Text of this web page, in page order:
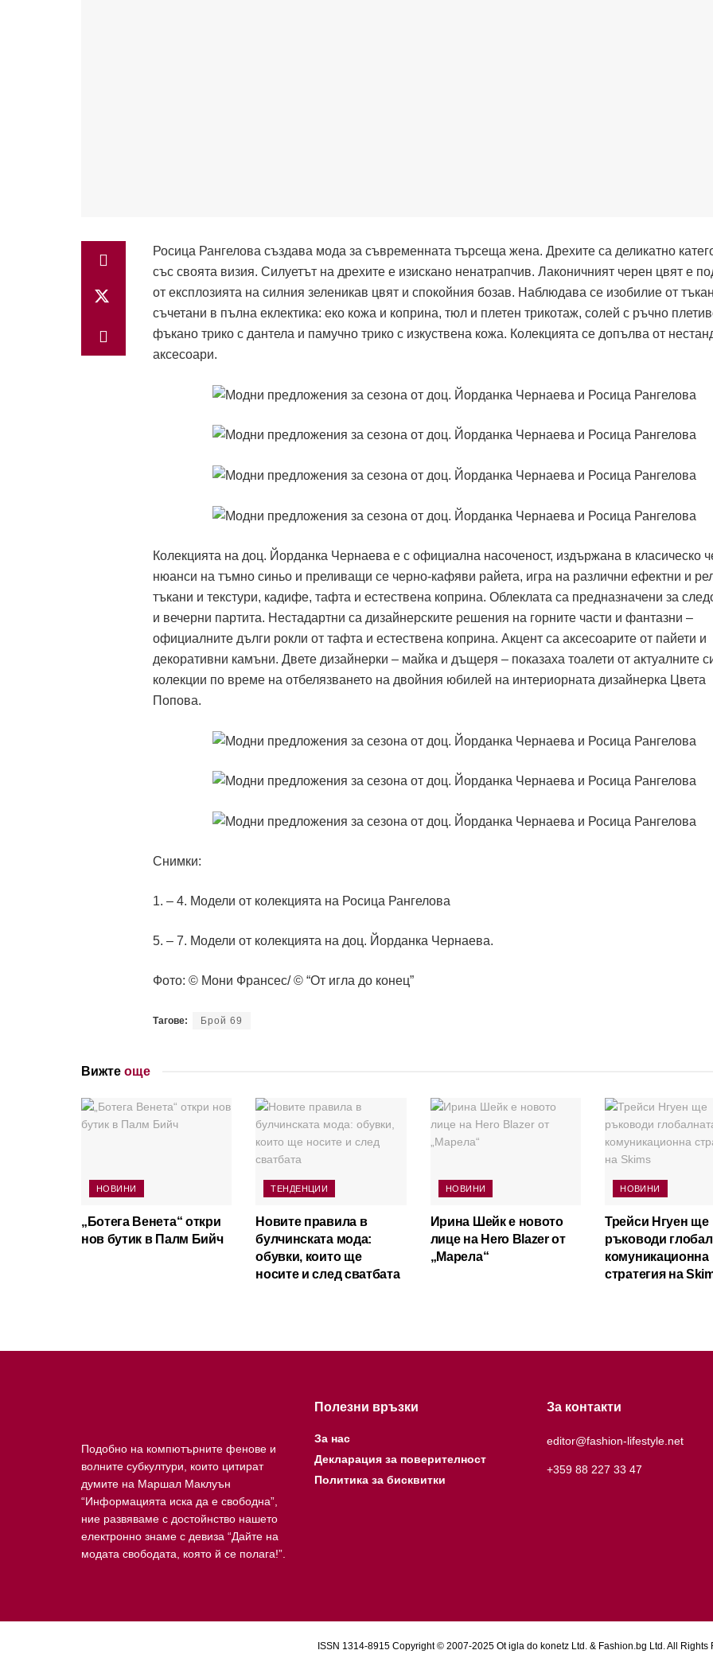
Росица Рангелова създава мода за съвременната търсеща жена. Дрехите са деликатно
със своята визия. Силуетът на дрехите е изискано ненатрапчив. Лаконичният черен цвят е
от експлозията на силния зеленикав цвят и спокойния бозав. Наблюдава се изобилие от
съчетани в пълна еклектика: еко кожа и коприна, тюл и плетен трикотаж, солей с ръчно
фъкано трико с дантела и памучно трико с изкуствена кожа. Колекцията се допълва от
аксесоари.
Колекцията на доц. Йорданка Чернаева е с официална насоченост, издържана в класическо
нюанси на тъмно синьо и преливащи се черно-кафяви райета, игра на различни ефектни и
тъкани и текстури, кадифе, тафта и естествена коприна. Облеклата са предназначени за
и вечерни партита. Нестадартни са дизайнерските решения на горните части и фантазни –
официалните дълги рокли от тафта и естествена коприна. Акцент са аксесоарите от пайети и
декоративни камъни. Двете дизайнерки – майка и дъщеря – показаха тоалети от актуалните
колекции по време на отбелязването на двойния юбилей на интериорната дизайнерка Цвета
Попова.
Снимки:
1. – 4. Модели от колекцията на Росица Рангелова
5. – 7. Модели от колекцията на доц. Йорданка Чернаева.
Фото: © Мони Франсес/ © “От игла до конец”
Тагове: Брой 69
Вижте още
НОВИНИ
„Ботега Венета“ откри
нов бутик в Палм Бийч
ТЕНДЕНЦИИ
Новите правила в
булчинската мода:
обувки, които ще
носите и след сватбата
НОВИНИ
Ирина Шейк е новото
лице на Hero Blazer от
„Марела“
НОВИНИ
Трейси Нгуен ще
ръководи
комуникационна
стратегия на
Подобно на компютърните фенове и
волните субкултури, които цитират
думите на Маршал Маклуън
“Информацията иска да е свободна”,
ние развяваме с достойнство нашето
електронно знаме с девиза “Дайте на
модата свободата, която й се полага!”.
Полезни връзки
За нас
Декларация за поверителност
Политика за бисквитки
За контакти
editor@fashion-lifestyle.net
+359 88 227 33 47
ISSN 1314-8915 Copyright © 2007-2025 Ot igla do konetz Ltd. & Fashion.bg Ltd. All Rights